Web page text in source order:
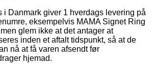
i Danmark giver 1 hverdags levering på
eksempelvis MAMA Signet Ring
glem ikke at det antager at
inden et aftalt tidspunkt, så at de
nå at få varen afsendt før
hjemad.